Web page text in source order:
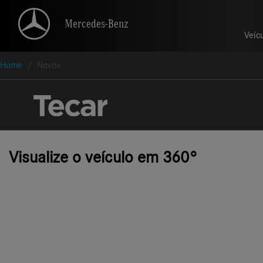
Mercedes-Benz
Home Novos
Visualize o veículo em 360°
Mercedes-Benz